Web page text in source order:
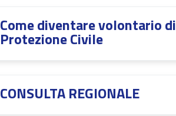
Come diventare volontario di
Protezione Civile
CONSULTA REGIONALE